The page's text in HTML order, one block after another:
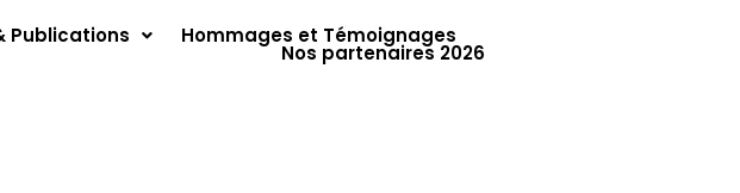
Publications Hommages et Témoignages
Nos partenaires 2026